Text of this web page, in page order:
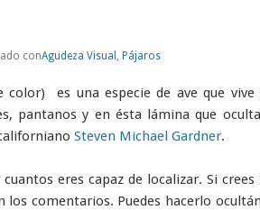
conAgudeza Visual ,Pájaros
color) es una especie de ave que
pantanos y en ésta lámina que
Steven Michael Gardner.
eres capaz de localizar. Si crees
comentarios. Puedes hacerlo